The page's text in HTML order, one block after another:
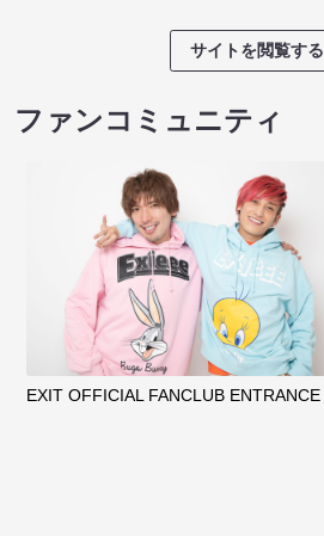
サイトを閲覧する
ファンコミュニティ
EXIT OFFICIAL FANCLUB ENTRANCE